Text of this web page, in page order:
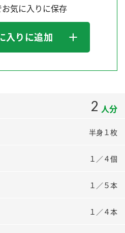
米飯用調味液
ミュージアム）
していること
気に入りに保存
入りに追加
2 人分
半身１枚
１／４個
１／５本
１／４本